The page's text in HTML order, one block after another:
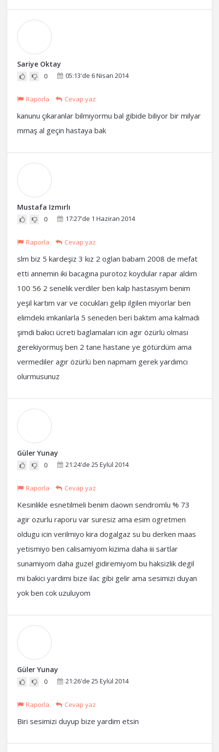
Sariye Oktay
0 05:13'de 6 Nisan 2014
Raporla Cevap yaz
kanunu çıkaranlar bilmiyormu bal gibide biliyor bir milyar
mmaş al geçin hastaya bak
Mustafa Izmırlı
0 17:27'de 1 Haziran 2014
Raporla Cevap yaz
slm biz 5 kardeşiz 3 kız 2 oglan babam 2008 de mefat
etti annemin iki bacagına purotoz koydular rapar aldım
100 56 2 senelik verdiler ben kalp hastasıyım benim
yeşil kartım var ve cocukları gelip ilgilen miyorlar ben
elimdeki imkanlarla 5 seneden beri baktım ama kalmadı
şimdi bakıcı ücreti baglamaları icin agır özürlü olması
gerekiyormuş ben 2 tane hastane ye götürdüm ama
vermediler agır özürlü ben napmam gerek yardımcı
olurmusunuz
Güler Yunay
0 21:24'de 25 Eylül 2014
Raporla Cevap yaz
Kesinlikle esnetilmeli benim daown sendromlu % 73
agir ozurlu raporu var suresiz ama esim ogretmen
oldugu icin verilmiyo kira dogalgaz su bu derken maas
yetismiyo ben calisamiyom kizima daha iii sartlar
sunamiyom daha guzel gidiremiyom bu haksizlik degil
mi bakici yardimi bize ilac gibi gelir ama sesimizi duyan
yok ben cok uzuluyom
Güler Yunay
0 21:26'de 25 Eylül 2014
Raporla Cevap yaz
Biri sesimizi duyup bize yardim etsin